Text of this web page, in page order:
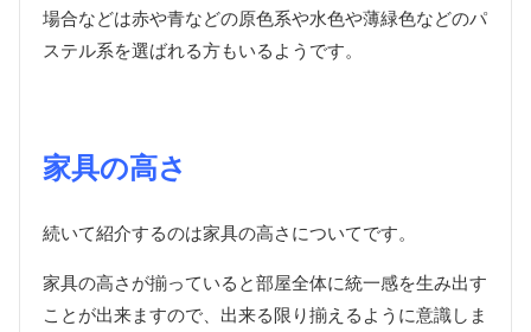
場合などは赤や青などの原色系や水色や薄緑色などのパ
ステル系を選ばれる方もいるようです。
家具の高さ
続いて紹介するのは家具の高さについてです。
家具の高さが揃っていると部屋全体に統一感を生み出す
ことが出来ますので、出来る限り揃えるように意識しま